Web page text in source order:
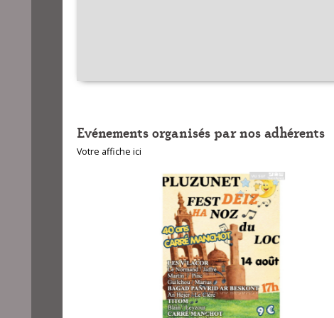
Evénements organisés par nos adhérents
Votre affiche ici